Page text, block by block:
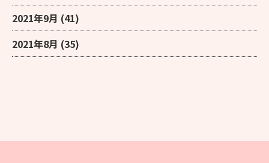
2021年9月 (41)
2021年8月 (35)